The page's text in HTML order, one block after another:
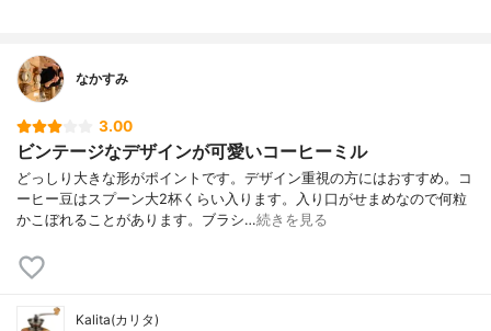
なかすみ
3.00
ビンテージなデザインが可愛いコーヒーミル
どっしり大きな形がポイントです。デザイン重視の方にはおすすめ。コ
ーヒー豆はスプーン大2杯くらい入ります。入り口がせまめなので何粒
かこぼれることがあります。ブラシ…続きを見る
Kalita(カリタ)